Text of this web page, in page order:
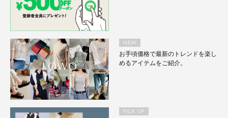
NEW
お手頃価格で最新のトレンドを楽し
めるアイテムをご紹介。
PICK UP